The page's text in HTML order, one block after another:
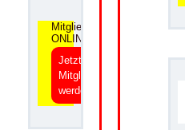
Mitgliedsantrag
ONLINE
Jetzt
Mitglied
werden